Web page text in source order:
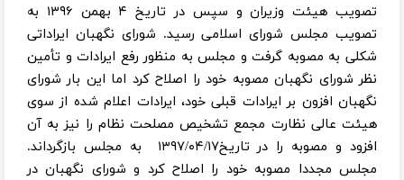
تصویب هیئت وزیران و سپس در تاریخ ۴ بهمن ۱۳۹۶ به
تصویب مجلس شورای اسلامی رسید. شورای نگهبان ایراداتی
شکلی به مصوبه گرفت و مجلس به منظور رفع ایرادات و تأمین
نظر شورای نگهبان مصوبه خود را اصلاح کرد اما این بار شورای
نگهبان افزون بر ایرادات قبلی خود، ایرادات اعلام شده از سوی
هیئت عالی نظارت مجمع تشخیص مصلحت نظام را نیز به آن
افزود و مصوبه را در تاریخ۱۳۹۷/۰۴/۱۷ به مجلس بازگرداند.
مجلس مجددا مصوبه خود را اصلاح کرد و شورای نگهبان در